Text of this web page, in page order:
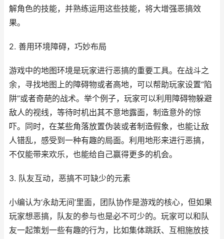
解角色的技能，并熟练运用这些技能，将大增强恶搞效
果。
2. 善用环境障碍，巧妙布局
游戏中的地图环境是玩家进行恶搞的重要工具。在战斗之
余，寻找地图上的障碍物或者高地，可以帮助玩家设置“陷
阱”或者奇葩的战术。举个例子，玩家可以利用障碍物躲避
敌人的视线，等待时机出其不意地露面，制造意外的惊
吓。同时，在某些角落放置伪装或者制造假象，也能让敌
人错乱，感受到一种有趣的局面。利用地形来进行恶搞，
不仅能带来欢乐，也能给自己赢得更多的机会。
3. 队友互动，恶搞不可缺少的元素
小编认为‘永劫无间’里面，团队协作是游戏的核心，但如果
玩家想恶搞，队友的参与也是必不可少的。玩家可以和队
友一起策划一些有趣的行为，比如集体跳跃、互相施放技